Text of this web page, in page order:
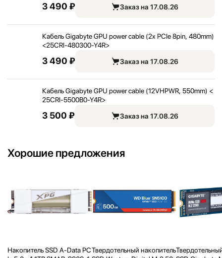
3 490 ₽ Заказ на 17.08.26
Кабель Gigabyte GPU power cable (2x PCIe 8pin, 480mm)
<25CRI-480300-Y4R>
3 490 ₽ Заказ на 17.08.26
Кабель Gigabyte GPU power cable (12VHPWR, 550mm) <
25CRI-5500B0-Y4R>
3 500 ₽ Заказ на 17.08.26
Хорошие предложения
Накопитель SSD A-Data PCТвердотельный накопитель